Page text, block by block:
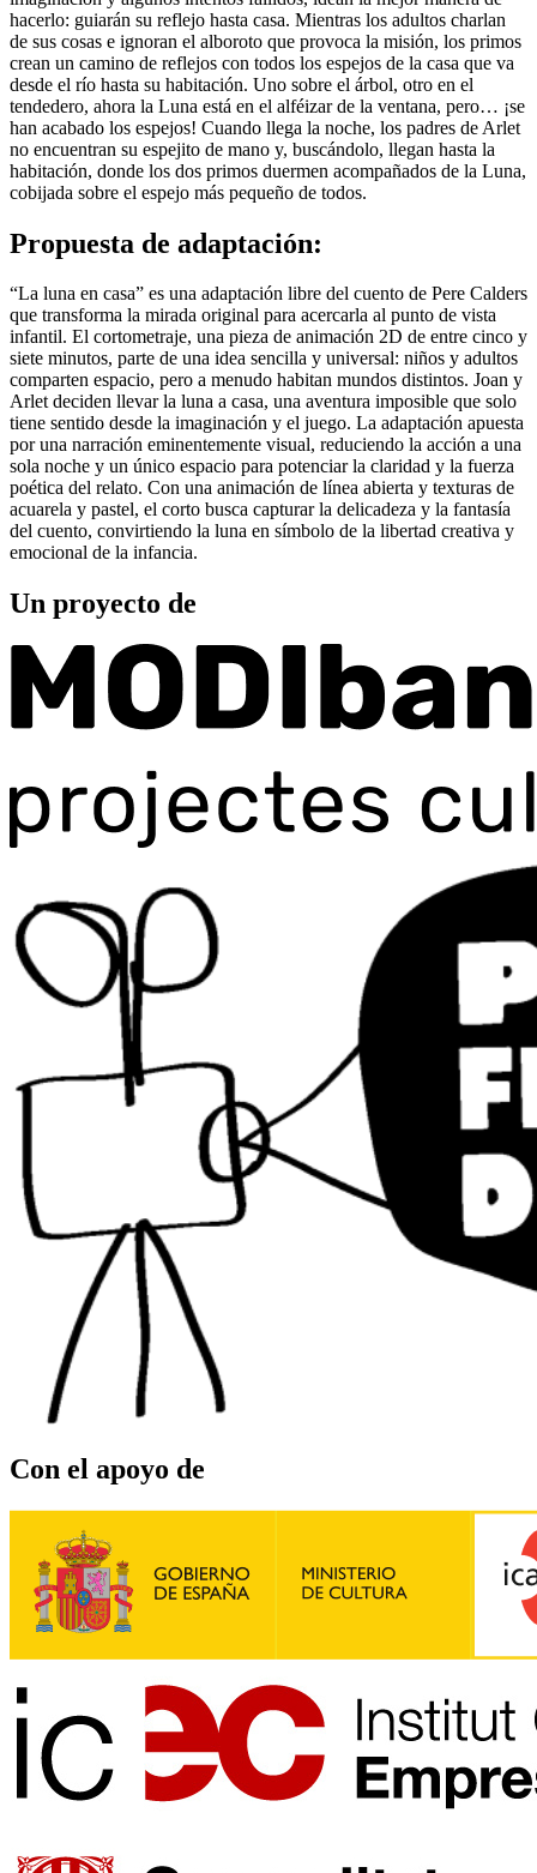
hacerlo: guiarán su reflejo hasta casa. Mientras los adultos charlan
de sus cosas e ignoran el alboroto que provoca la misión, los primos
crean un camino de reflejos con todos los espejos de la casa que va
desde el río hasta su habitación. Uno sobre el árbol, otro en el
tendedero, ahora la Luna está en el alféizar de la ventana, pero… ¡se
han acabado los espejos! Cuando llega la noche, los padres de Arlet
no encuentran su espejito de mano y, buscándolo, llegan hasta la
habitación, donde los dos primos duermen acompañados de la Luna,
cobijada sobre el espejo más pequeño de todos.
Propuesta de adaptación:
“La luna en casa” es una adaptación libre del cuento de Pere Calders
que transforma la mirada original para acercarla al punto de vista
infantil. El cortometraje, una pieza de animación 2D de entre cinco y
siete minutos, parte de una idea sencilla y universal: niños y adultos
comparten espacio, pero a menudo habitan mundos distintos. Joan y
Arlet deciden llevar la luna a casa, una aventura imposible que solo
tiene sentido desde la imaginación y el juego. La adaptación apuesta
por una narración eminentemente visual, reduciendo la acción a una
sola noche y un único espacio para potenciar la claridad y la fuerza
poética del relato. Con una animación de línea abierta y texturas de
acuarela y pastel, el corto busca capturar la delicadeza y la fantasía
del cuento, convirtiendo la luna en símbolo de la libertad creativa y
emocional de la infancia.
Un proyecto de
Con el apoyo de